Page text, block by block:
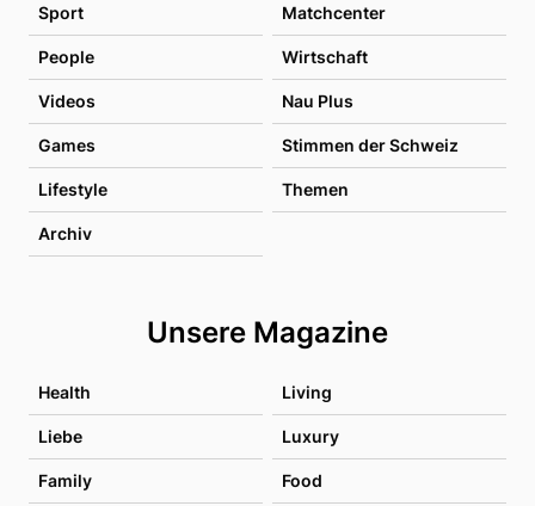
Sport Matchcenter
People Wirtschaft
Videos Nau Plus
Games Stimmen der Schweiz
Lifestyle Themen
Archiv
Unsere Magazine
Health Living
Liebe Luxury
Family Food